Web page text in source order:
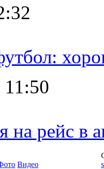
11:50
на рейс в
Видео